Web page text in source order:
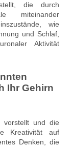
die durch
miteinander
wie
und Schlaf,
Aktivität
Ihr Gehirn
und die
Kreativität auf
Denken, die